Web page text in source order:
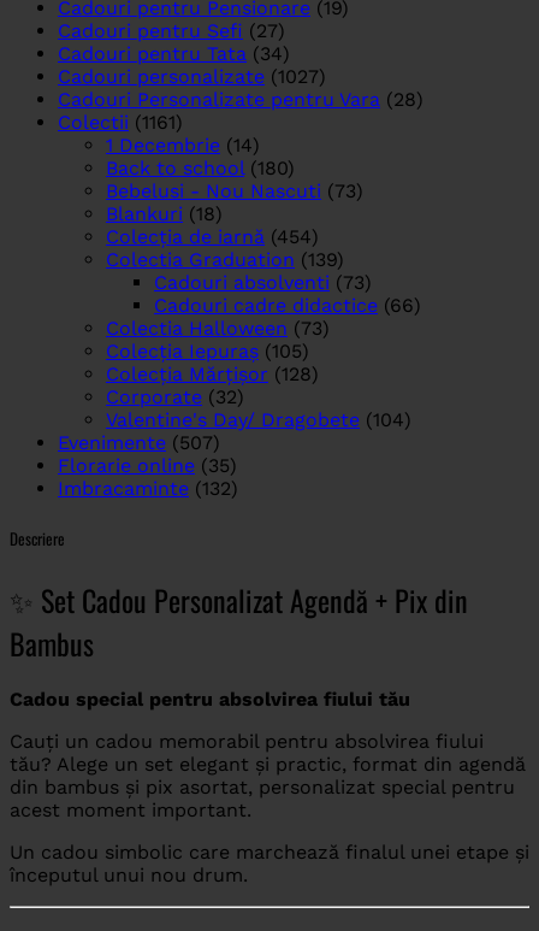
Cadouri pentru Pensionare (19)
Cadouri pentru Sefi (27)
Cadouri pentru Tata (34)
Cadouri personalizate (1027)
Cadouri Personalizate pentru Vara (28)
Colectii (1161)
1 Decembrie (14)
Back to school (180)
Bebelusi - Nou Nascuti (73)
Blankuri (18)
Colecția de iarnă (454)
Colectia Graduation (139)
Cadouri absolventi (73)
Cadouri cadre didactice (66)
Colectia Halloween (73)
Colecția Iepuraș (105)
Colecția Mărțișor (128)
Corporate (32)
Valentine's Day/ Dragobete (104)
Evenimente (507)
Florarie online (35)
Imbracaminte (132)
Descriere
✨ Set Cadou Personalizat Agendă + Pix din
Bambus
Cadou special pentru absolvirea fiului tău
Cauți un cadou memorabil pentru absolvirea fiului
tău? Alege un set elegant și practic, format din agendă
din bambus și pix asortat, personalizat special pentru
acest moment important.
Un cadou simbolic care marchează finalul unei etape și
începutul unui nou drum.